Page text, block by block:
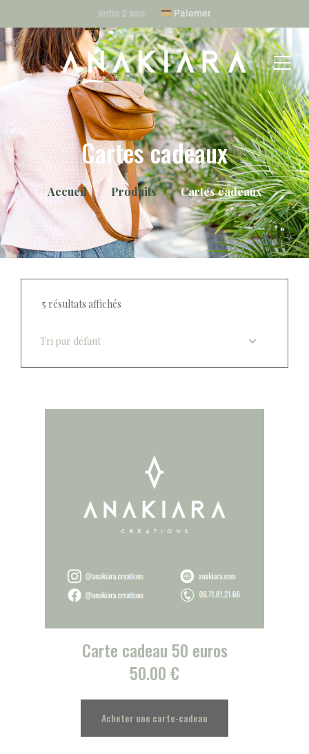
Sacs garantis 2 ans
Cartes cadeaux
Accueil Produits Cartes cadeaux
5 résultats affichés
Carte cadeau 50 euros
50.00€
Acheter une carte-cadeau